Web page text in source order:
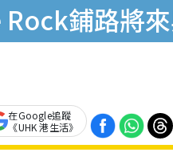
鋪路將
在Google追蹤
《UHK 港生活》